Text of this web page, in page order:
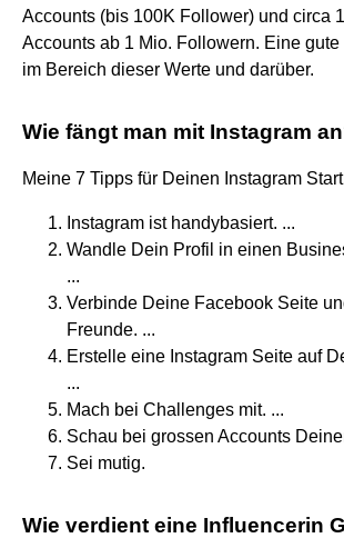
Accounts (bis 100K Follower) und circa
Accounts ab 1 Mio. Followern. Eine
im Bereich dieser Werte und darüber.
Wie fängt man mit Instagram
Meine 7 Tipps für Deinen Instagram Start
Instagram ist handybasiert. ...
Wandle Dein Profil in einen
...
Verbinde Deine Facebook Seite
Freunde. ...
Erstelle eine Instagram Seite auf
...
Mach bei Challenges mit. ...
Schau bei grossen Accounts
Sei mutig.
Wie verdient eine Influencerin